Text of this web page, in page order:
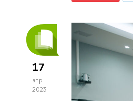
17
апр
2023